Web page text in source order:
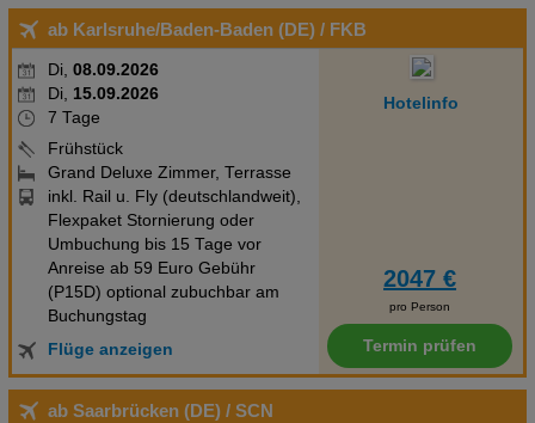
ab Karlsruhe/Baden-Baden (DE) / FKB
Di, 08.09.2026
Di, 15.09.2026
7 Tage
Frühstück
Grand Deluxe Zimmer, Terrasse
inkl. Rail u. Fly (deutschlandweit),
Flexpaket Stornierung oder
Umbuchung bis 15 Tage vor
Anreise ab 59 Euro Gebühr
(P15D) optional zubuchbar am
Buchungstag
Flüge anzeigen
Hotelinfo
2047 €
pro Person
Termin prüfen
ab Saarbrücken (DE) / SCN